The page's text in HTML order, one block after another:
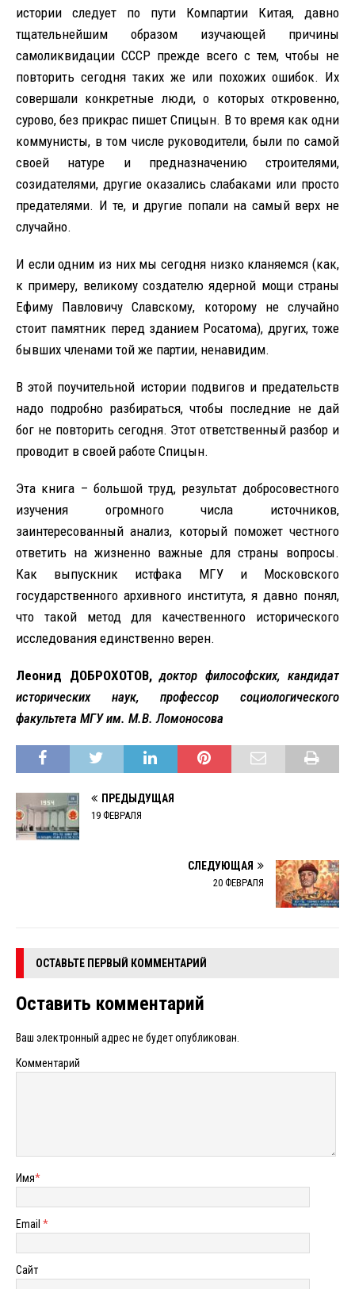
истории следует по пути Компартии Китая, давно
тщательнейшим образом изучающей причины
самоликвидации СССР прежде всего с тем, чтобы не
повторить сегодня таких же или похожих ошибок. Их
совершали конкретные люди, о которых откровенно,
сурово, без прикрас пишет Спицын. В то время как одни
коммунисты, в том числе руководители, были по самой
своей натуре и предназначению строителями,
созидателями, другие оказались слабаками или просто
предателями. И те, и другие попали на самый верх не
случайно.
И если одним из них мы сегодня низко кланяемся (как,
к примеру, великому создателю ядерной мощи страны
Ефиму Павловичу Славскому, которому не случайно
стоит памятник перед зданием Росатома), других, тоже
бывших членами той же партии, ненавидим.
В этой поучительной истории подвигов и предательств
надо подробно разбираться, чтобы последние не дай
бог не повторить сегодня. Этот ответственный разбор и
проводит в своей работе Спицын.
Эта книга – большой труд, результат добросовестного
изучения огромного числа источников,
заинтересованный анализ, который поможет честного
ответить на жизненно важные для страны вопросы.
Как выпускник истфака МГУ и Московского
государственного архивного института, я давно понял,
что такой метод для качественного исторического
исследования единственно верен.
Леонид ДОБРОХОТОВ,доктор философских, кандидат
исторических наук, профессор социологического
факультета МГУ им. М.В. Ломоносова
ПРЕДЫДУЩАЯ
19 ФЕВРАЛЯ
СЛЕДУЮЩАЯ
20 ФЕВРАЛЯ
ОСТАВЬТЕ ПЕРВЫЙ КОММЕНТАРИЙ
Оставить комментарий
Ваш электронный адрес не будет опубликован.
Комментарий
Имя*
Email *
Сайт